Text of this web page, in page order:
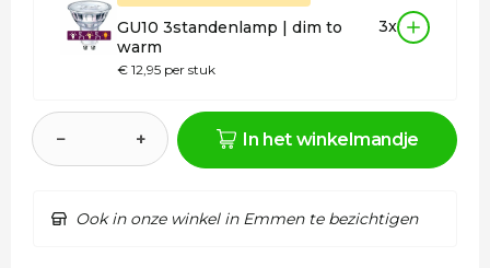
GU10 3standenlamp | dim to
warm
€ 12,95 per stuk
3x
− + In het winkelmandje
Ook in onze winkel in Emmen te bezichtigen